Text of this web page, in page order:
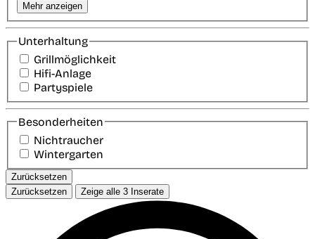
Mehr anzeigen
Unterhaltung
Grillmöglichkeit
Hifi-Anlage
Partyspiele
Besonderheiten
Nichtraucher
Wintergarten
Zurücksetzen
Zurücksetzen
Zeige alle 3 Inserate